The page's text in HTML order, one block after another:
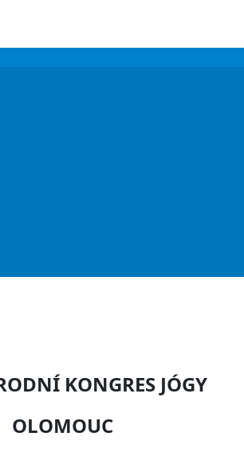
KONGRES JÓGY
OLOMOUC